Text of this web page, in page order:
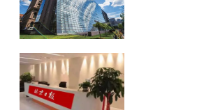
企业迁址公告、房屋权属转移公告
股权转让公告、解除合同公告等
公告发布热线：010-61429368